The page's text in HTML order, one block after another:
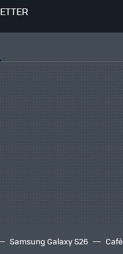
Samsung Galaxy S26 Café